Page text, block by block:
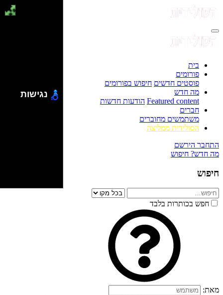
בית
פורומים
פוסטים חדשים חיפוש בפורומים
מה חדש
Featured content הודעות חדשות
חברים
משתמשים מחוברים
הסולידית ממליצה
התחבר הירשם
מה חדש? חיפוש
חיפוש
חפש בכותרות בלבד
מאת:
נגישות